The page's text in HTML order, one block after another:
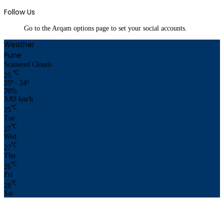
Follow Us
Go to the Arqam options page to set your social accounts.
Weather
Pune
Scattered Clouds
25 ℃
25º - 24º
70%
3.83 km/h
25℃
Tue
27℃
Wed
27℃
Thu
26℃
Fri
28℃
Sat